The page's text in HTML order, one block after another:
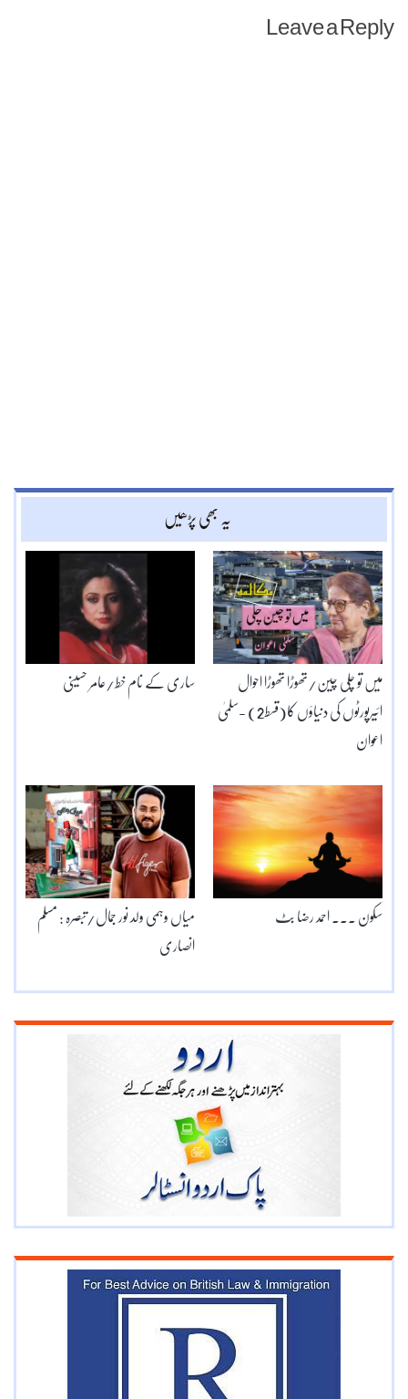
Leave a Reply
یہ بھی پڑھیں
ساری کے نام خط/عامر حسینی میں تو چلی چین/تھوڑا تھوڑا احوال
ائیرپورٹوں کی دنیاؤں کا(قسط2) -سلمیٰ
اعوان
میاں وہمی ولد نور جمال/تبصرہ : مسلم
انصاری
سکون ۔۔۔ احمد رضا بٹ